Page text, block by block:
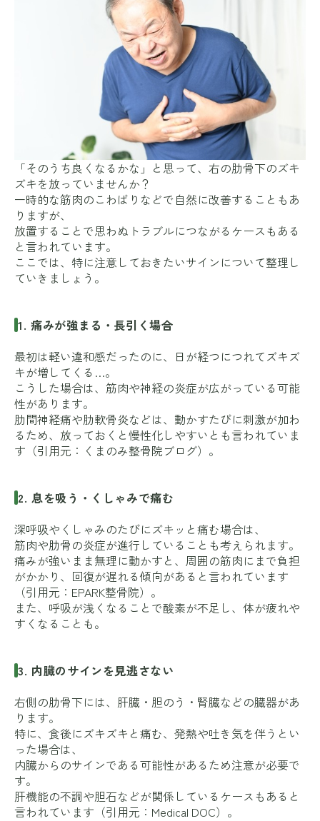
「そのうち良くなるかな」と思って、右の肋骨下のズキ
ズキを放っていませんか？
一時的な筋肉のこわばりなどで自然に改善することもあ
りますが、
放置することで思わぬトラブルにつながるケースもある
と言われています。
ここでは、特に注意しておきたいサインについて整理し
ていきましょう。
1. 痛みが強まる・長引く場合
最初は軽い違和感だったのに、日が経つにつれてズキズ
キが増してくる…。
こうした場合は、筋肉や神経の炎症が広がっている可能
性があります。
肋間神経痛や肋軟骨炎などは、動かすたびに刺激が加わ
るため、放っておくと慢性化しやすいとも言われていま
す（引用元： くまのみ整骨院ブログ）。
2. 息を吸う・くしゃみで痛む
深呼吸やくしゃみのたびにズキッと痛む場合は、
筋肉や肋骨の炎症が進行していることも考えられます。
痛みが強いまま無理に動かすと、周囲の筋肉にまで負担
がかかり、回復が遅れる傾向があると言われています
（引用元： EPARK整骨院）。
また、呼吸が浅くなることで酸素が不足し、体が疲れや
すくなることも。
3. 内臓のサインを見逃さない
右側の肋骨下には、肝臓・胆のう・腎臓などの臓器があ
ります。
特に、食後にズキズキと痛む、発熱や吐き気を伴うとい
った場合は、
内臓からのサインである可能性があるため注意が必要で
す。
肝機能の不調や胆石などが関係しているケースもあると
言われています（引用元： Medical DOC）。